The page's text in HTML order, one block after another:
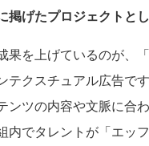
掲げたプロジェクトと
果を上げているのが、
テクスチュアル広告で
ンツの内容や文脈に合
内でタレントが「エッ